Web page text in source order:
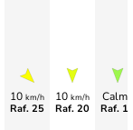
10 km/h
Raf. 25
10 km/h
Raf. 20
Calme
Raf.